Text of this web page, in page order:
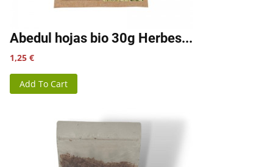
Abedul hojas bio 30g Herbes...
Precio
1,25 €
Add To Cart